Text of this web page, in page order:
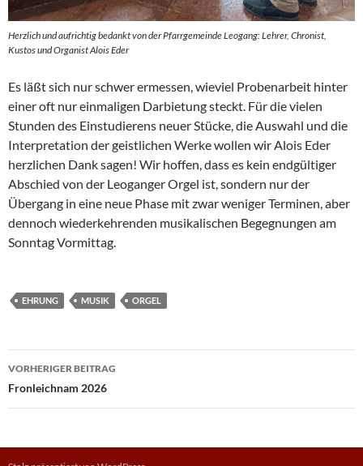
Herzlich und aufrichtig bedankt von der Pfarrgemeinde Leogang: Lehrer, Chronist,
Kustos und Organist Alois Eder
Es läßt sich nur schwer ermessen, wieviel Probenarbeit hinter
einer oft nur einmaligen Darbietung steckt. Für die vielen
Stunden des Einstudierens neuer Stücke, die Auswahl und die
Interpretation der geistlichen Werke wollen wir Alois Eder
herzlichen Dank sagen! Wir hoffen, dass es kein endgültiger
Abschied von der Leoganger Orgel ist, sondern nur der
Übergang in eine neue Phase mit zwar weniger Terminen, aber
dennoch wiederkehrenden musikalischen Begegnungen am
Sonntag Vormittag.
EHRUNG MUSIK ORGEL
Beitragsnavigation
VORHERIGER BEITRAG
Fronleichnam 2026